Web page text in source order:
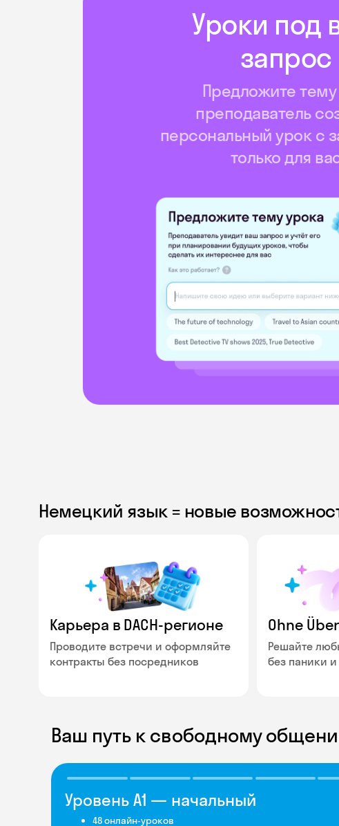
Уроки под
запрос
Предложите
преподаватель
персональный урок с
только для
Немецкий язык = новые
Карьера в DACH-регионе
Проводите встречи и оформляйте
контракты без посредников
Ohne
Решайте
без паники
Ваш путь к свободному
Уровень А1 — начальный
48 онлайн-уроков
Уровень А2 — базовый
48 онлайн-уроков
Уровень B1 — средний
60 онлайн-уроков
Уровень B2 —
выше среднего
Уровень С1 — высокий
52 онлайн-урока
Уровень С2 —
свободное владение